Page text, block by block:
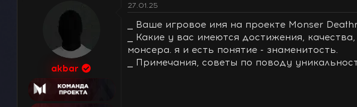
akbar
27.01.25
⎯ Ваше игровое имя на проекте Monser
⎯ Какие у вас имеются достижения,
монсера. я и есть понятие - знаменитость.
⎯ Примечания, советы по поводу